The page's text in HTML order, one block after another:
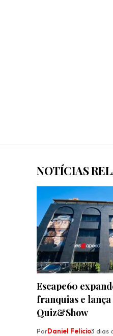
NOTÍCIAS
Escape60
franquias e
Quiz&Show
PorDaniel Felicio3 dias